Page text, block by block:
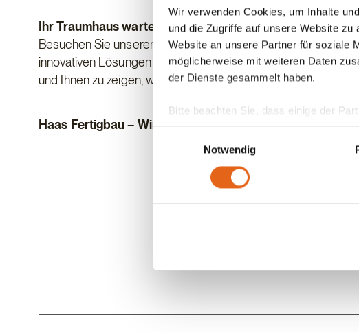
Wir verwenden Cookies, um Inhalte
und die Zugriffe auf unsere Website
Website an unsere Partner für soziale
möglicherweise mit weiteren Daten
der Dienste gesammelt haben.
Bitte beachten Sie, dass einige der
anderes Datenschutzniveau besteht
Übereinstimmung mit den geltenden
Sie geben Einwilligung zu unseren
Notwendig
Ihr Traumhaus wartet auf Sie!
Besuchen Sie unseren Stand auf der meinZuhause
innovativen Lösungen für Ihr zukünftiges Zuhause zu
und Ihnen zu zeigen, wie wir Ihren Traum vom perfekten
Haas Fertigbau – Wir bauen Begeisterung. Wir bauen